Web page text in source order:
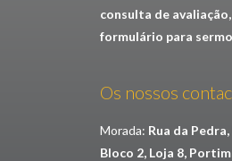
consulta de
formulário para
Os nossos
Morada: Rua da
Bloco 2, Loja 8,